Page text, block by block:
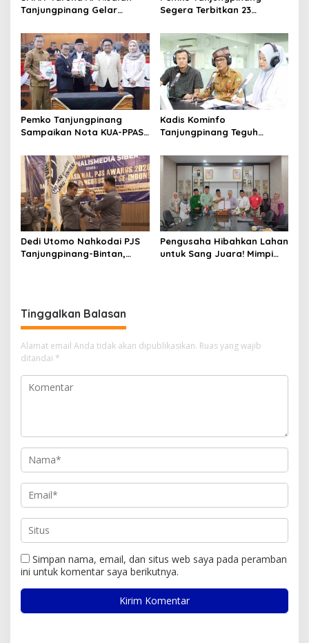
Tanjungpinang Gelar
Tanamkan Disiplin dan Jiwa
Kepemimpinan
Segera Terbitkan 23
Pemko Tanjungpinang
Sampaikan Nota KUA-PPAS
DPRD
Kadis Kominfo
Tanjungpinang Teguh
Warga Jadi Bahan Evaluasi
Pemerintah
Dedi Utomo Nahkodai PJS
Tanjungpinang-Bintan,
Pengusaha Hibahkan Lahan
untuk Sang Juara! Mimpi
Tinggalkan Balasan
Alamat email Anda tidak akan dipublikasikan. Ruas yang wajib
ditandai *
Simpan nama, email, dan situs web saya pada peramban
ini untuk komentar saya berikutnya.